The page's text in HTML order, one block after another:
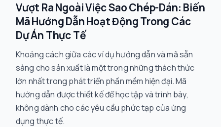
Vượt Ra Ngoài Việc Sao Chép-Dán: Biến
Mã Hướng Dẫn Hoạt Động Trong Các
Dự Án Thực Tế
Khoảng cách giữa các ví dụ hướng dẫn và mã sẵn
sàng cho sản xuất là một trong những thách thức
lớn nhất trong phát triển phần mềm hiện đại. Mã
hướng dẫn được thiết kế để học tập và trình bày,
không dành cho các yêu cầu phức tạp của ứng
dụng thực tế.